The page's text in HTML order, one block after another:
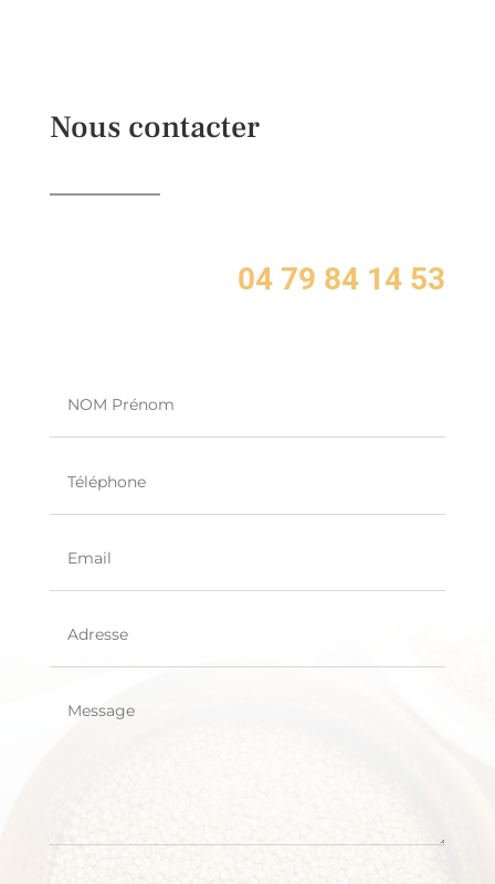
Nous contacter
04 79 84 14 53